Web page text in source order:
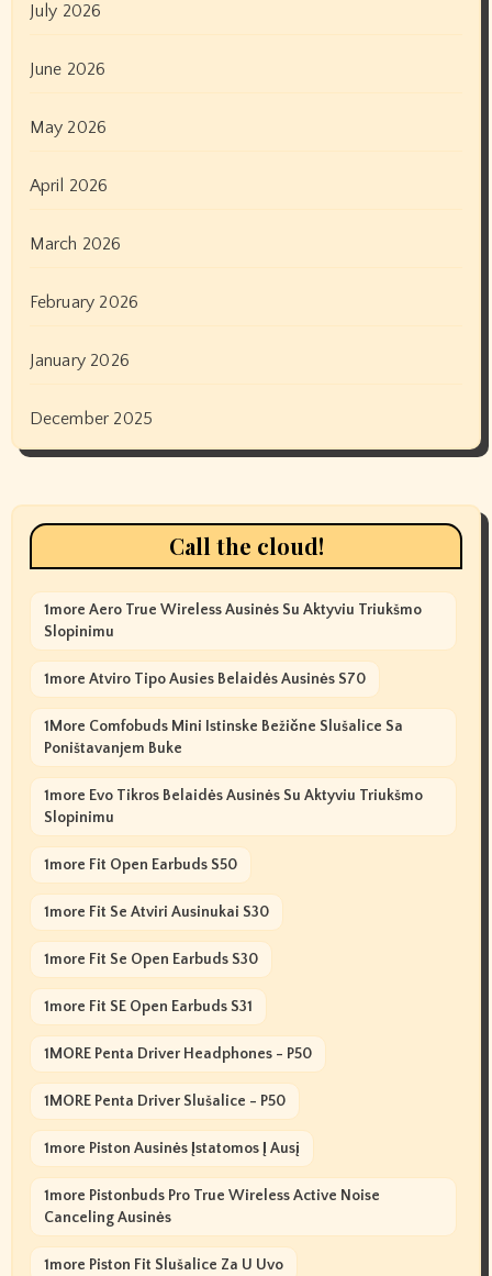
July 2026
June 2026
May 2026
April 2026
March 2026
February 2026
January 2026
December 2025
Call the cloud!
1more Aero True Wireless Ausinės Su Aktyviu Triukšmo
Slopinimu
1more Atviro Tipo Ausies Belaidės Ausinės S70
1More Comfobuds Mini Istinske Bežične Slušalice Sa
Poništavanjem Buke
1more Evo Tikros Belaidės Ausinės Su Aktyviu Triukšmo
Slopinimu
1more Fit Open Earbuds S50
1more Fit Se Atviri Ausinukai S30
1more Fit Se Open Earbuds S30
1more Fit SE Open Earbuds S31
1MORE Penta Driver Headphones - P50
1MORE Penta Driver Slušalice - P50
1more Piston Ausinės Įstatomos Į Ausį
1more Pistonbuds Pro True Wireless Active Noise
Canceling Ausinės
1more Piston Fit Slušalice Za U Uvo